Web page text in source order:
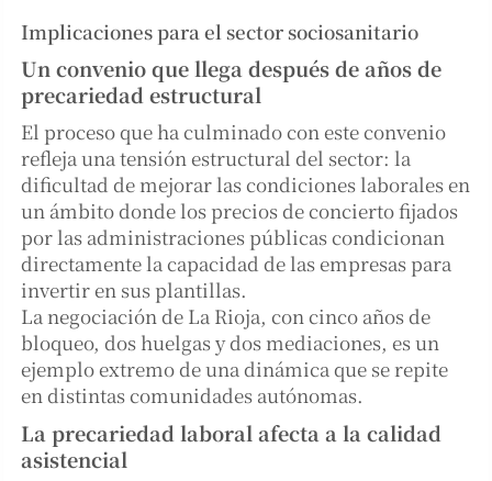
Implicaciones para el sector sociosanitario
Un convenio que llega después de años de
precariedad estructural
El proceso que ha culminado con este convenio
refleja una tensión estructural del sector: la
dificultad de mejorar las condiciones laborales en
un ámbito donde los precios de concierto fijados
por las administraciones públicas condicionan
directamente la capacidad de las empresas para
invertir en sus plantillas.
La negociación de La Rioja, con cinco años de
bloqueo, dos huelgas y dos mediaciones, es un
ejemplo extremo de una dinámica que se repite
en distintas comunidades autónomas.
La precariedad laboral afecta a la calidad
asistencial